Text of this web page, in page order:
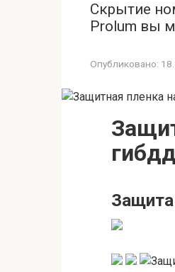
Скрытие
Prolum вы
Опубликовано: